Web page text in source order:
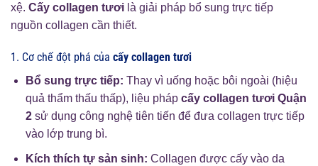
xệ. Cấy collagen tươi là giải pháp bổ sung trực tiếp
nguồn collagen cần thiết.
1. Cơ chế đột phá của cấy collagen tươi
Bổ sung trực tiếp: Thay vì uống hoặc bôi ngoài (hiệu
quả thẩm thấu thấp), liệu pháp cấy collagen tươi Quận
2sử dụng công nghệ tiên tiến để đưa collagen trực tiếp
vào lớp trung bì.
Kích thích tự sản sinh: Collagen được cấy vào da